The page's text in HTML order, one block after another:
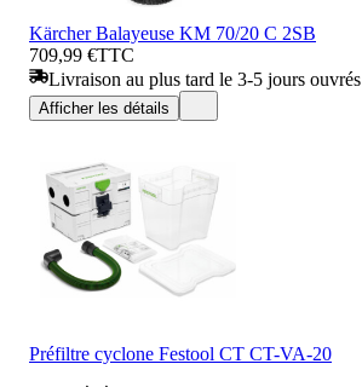
Kärcher Balayeuse KM 70/20 C 2SB
709,99 €TTC
Livraison au plus tard le 3-5 jours ouvrés
Afficher les détails
Préfiltre cyclone Festool CT CT-VA-20